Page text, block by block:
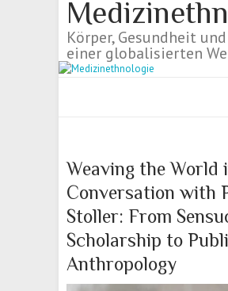
Körper, Gesundheit
einer globalisierten
Weaving the World
Conversation with
Stoller: From
Scholarship to
Anthropology